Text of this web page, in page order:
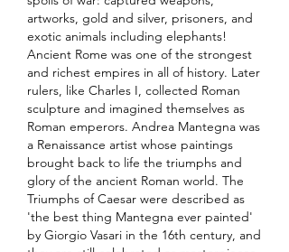
artworks, gold and silver, prisoners, and
exotic animals including elephants!
Ancient Rome was one of the strongest
and richest empires in all of history. Later
rulers, like Charles I, collected Roman
sculpture and imagined themselves as
Roman emperors. Andrea Mantegna was
a Renaissance artist whose paintings
brought back to life the triumphs and
glory of the ancient Roman world. The
Triumphs of Caesar were described as
'the best thing Mantegna ever painted'
by Giorgio Vasari in the 16th century, and